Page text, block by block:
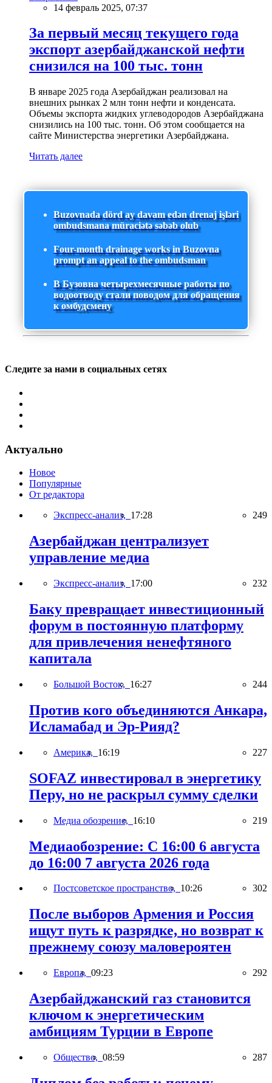
14 февраль 2025, 07:37
За первый месяц текущего года
экспорт азербайджанской нефти
снизился на 100 тыс. тонн
В январе 2025 года Азербайджан реализовал на
внешних рынках 2 млн тонн нефти и конденсата.
Объемы экспорта жидких углеводородов Азербайджана
снизились на 100 тыс. тонн. Об этом сообщается на
сайте Министерства энергетики Азербайджана.
Читать далее
Buzovnada dörd ay davam edən drenaj işləri
ombudsmana müraciətə səbəb olub
Four-month drainage works in Buzovna
prompt an appeal to the ombudsman
В Бузовна четырехмесячные работы по
водоотводу стали поводом для обращения
к омбудсмену
Следите за нами в социальных сетях
Актуально
Новое
Популярные
От редактора
Экспресс-анализ, 17:28 249
Азербайджан централизует
управление медиа
Экспресс-анализ, 17:00 232
Баку превращает инвестиционный
форум в постоянную платформу
для привлечения ненефтяного
капитала
Большой Восток, 16:27 244
Против кого объединяются Анкара,
Исламабад и Эр-Рияд?
Америка, 16:19 227
SOFAZ инвестировал в энергетику
Перу, но не раскрыл сумму сделки
Медиа обозрение, 16:10 219
Медиаобозрение: С 16:00 6 августа
до 16:00 7 августа 2026 года
Постсоветское пространство, 10:26 302
После выборов Армения и Россия
ищут путь к разрядке, но возврат к
прежнему союзу маловероятен
Европа, 09:23 292
Азербайджанский газ становится
ключом к энергетическим
амбициям Турции в Европе
Общество, 08:59 287